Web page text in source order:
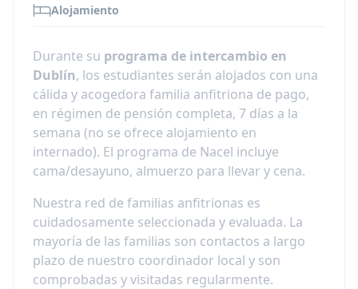
Asistirás a la escuela con estudiantes
irlandeses y asistirás a una variedad de
asignaturas como Arte, Biología, Historia,
Matemáticas, Música, etc.
Es posible graduarse durante tu
experiencia en un
intercambio de
secundaria en Dublín
Hay una variedad de escuelas (Escuelas
Comunitarias, Escuelas Integrales, Escuelas
Vocacionales y Escuelas Secundarias
Voluntarias). Los estudiantes serán
colocados en una escuela basándose en la
disponibilidad.
Alojamiento
Durante su programa de intercambio en
Dublín, los estudiantes serán alojados con una
cálida y acogedora familia anfitriona de pago,
en régimen de pensión completa, 7 días a la
semana (no se ofrece alojamiento en
internado). El programa de Nacel incluye
cama/desayuno, almuerzo para llevar y cena.
Nuestra red de familias anfitrionas es
cuidadosamente seleccionada y evaluada. La
mayoría de las familias son contactos a largo
plazo de nuestro coordinador local y son
comprobadas y visitadas regularmente.